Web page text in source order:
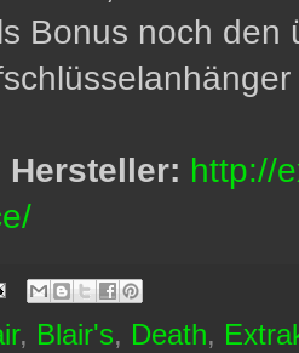
Bonus noch den
Hersteller: http://
, Blair's, Death,